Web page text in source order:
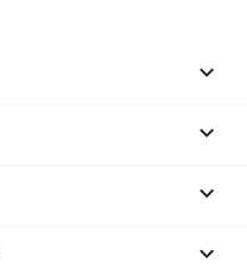



keyboard_arrow_down